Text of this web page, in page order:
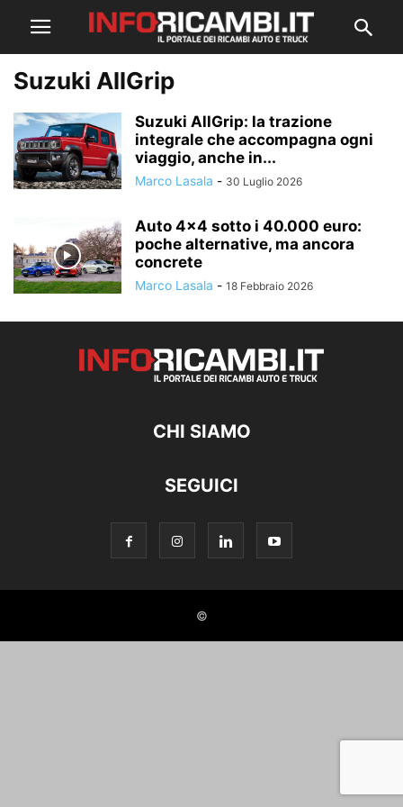
Suzuki AllGrip
Suzuki AllGrip: la trazione
integrale che accompagna ogni
viaggio, anche in...
Marco Lasala - 30 Luglio 2026
Auto 4×4 sotto i 40.000 euro:
poche alternative, ma ancora
concrete
Marco Lasala - 18 Febbraio 2026
CHI SIAMO
SEGUICI
©